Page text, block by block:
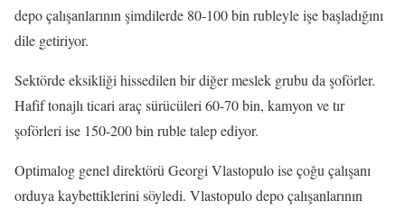
depo çalışanlarının şimdilerde 80-100 bin rubleyle işe başladığını
dile getiriyor.
Sektörde eksikliği hissedilen bir diğer meslek grubu da şoförler.
Hafif tonajlı ticari araç sürücüleri 60-70 bin, kamyon ve tır
şoförleri ise 150-200 bin ruble talep ediyor.
Optimalog genel direktörü Georgi Vlastopulo ise çoğu çalışanı
orduya kaybettiklerini söyledi. Vlastopulo depo çalışanlarının